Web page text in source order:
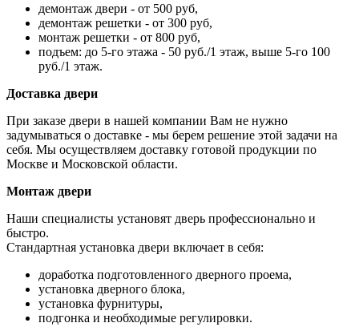
демонтаж двери - от 500 руб,
демонтаж решетки - от 300 руб,
монтаж решетки - от 800 руб,
подъем: до 5-го этажа - 50 руб./1 этаж, выше 5-го 100
руб./1 этаж.
Доставка двери
При заказе двери в нашей компании Вам не нужно
задумываться о доставке - мы берем решение этой задачи на
себя. Мы осуществляем доставку готовой продукции по
Москве и Московской области.
Монтаж двери
Наши специалисты установят дверь профессионально и
быстро.
Стандартная установка двери включает в себя:
доработка подготовленного дверного проема,
установка дверного блока,
установка фурнитуры,
подгонка и необходимые регулировки.